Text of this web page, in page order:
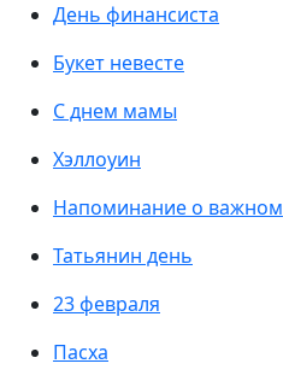
День финансиста
Букет невесте
С днем мамы
Хэллоуин
Напоминание о важном
Татьянин день
23 февраля
Пасха